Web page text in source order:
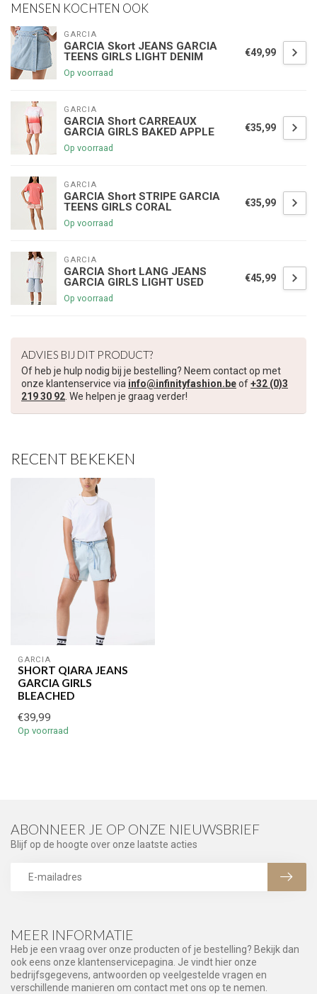
MENSEN KOCHTEN OOK
GARCIA
GARCIA Skort JEANS GARCIA
TEENS GIRLS LIGHT DENIM
Op voorraad
€49,99
GARCIA
GARCIA Short CARREAUX
GARCIA GIRLS BAKED APPLE
Op voorraad
€35,99
GARCIA
GARCIA Short STRIPE GARCIA
TEENS GIRLS CORAL
Op voorraad
€35,99
GARCIA
GARCIA Short LANG JEANS
GARCIA GIRLS LIGHT USED
Op voorraad
€45,99
ADVIES BIJ DIT PRODUCT?
Of heb je hulp nodig bij je bestelling? Neem contact op met
onze klantenservice via info@infinityfashion.beof+32 (0)3
219 30 92. We helpen je graag verder!
RECENT BEKEKEN
GARCIA
SHORT QIARA JEANS
GARCIA GIRLS
BLEACHED
€39,99
Op voorraad
MEER INFORMATIE
Heb je een vraag over onze producten of je bestelling? Bekijk dan
ook eens onze klantenservicepagina. Je vindt hier onze
bedrijfsgegevens, antwoorden op veelgestelde vragen en
verschillende manieren om contact met ons op te nemen.
ABONNEER JE OP ONZE NIEUWSBRIEF
Blijf op de hoogte over onze laatste acties